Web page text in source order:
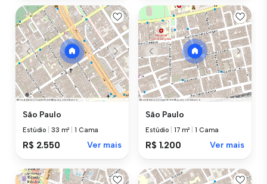
São Paulo
Estúdio 33 m² |1 Cama
R$ 2.550 Ver mais
São Paulo
Estúdio 17 m² |1 Cama
R$ 1.200 Ver mais